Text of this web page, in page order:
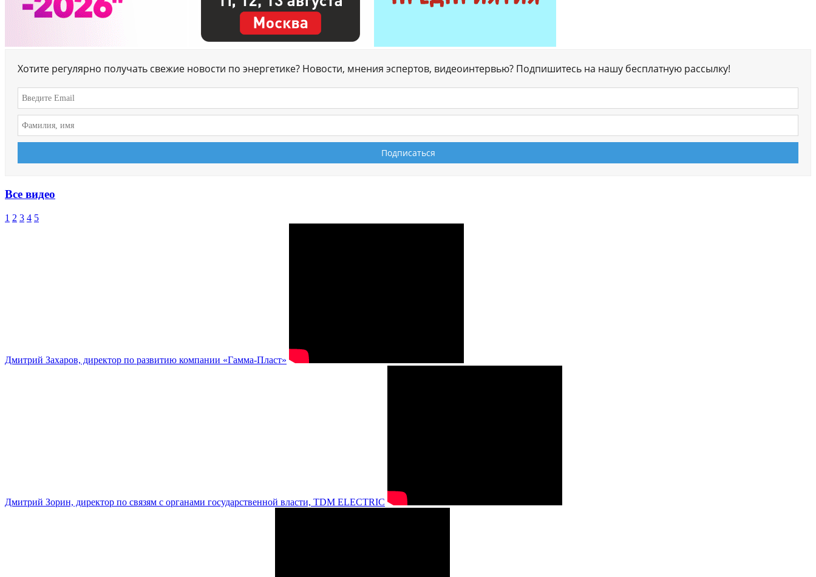
Хотите регулярно получать свежие новости по энергетике? Новости, мнения эспертов, видеоинтервью? Подпишитесь на нашу бесплатную рассылку!
Все видео
1 2 3 4 5
Дмитрий Захаров, директор по развитию компании «Гамма-Пласт»
Дмитрий Зорин, директор по связям с органами государственной власти, TDM ELECTRIC